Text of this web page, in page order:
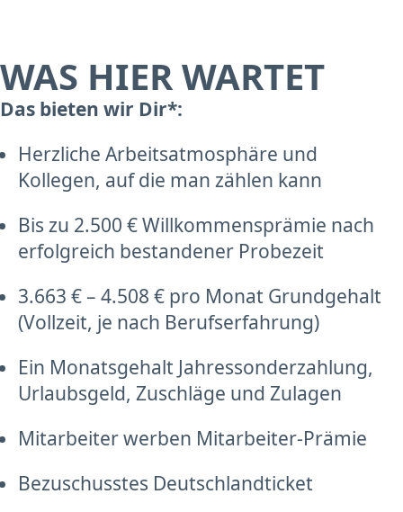
WAS HIER WARTET
Das bieten wir Dir*:
Herzliche Arbeitsatmosphäre und
Kollegen, auf die man zählen kann
Bis zu 2.500 € Willkommensprämie nach
erfolgreich bestandener Probezeit
3.663 € – 4.508 € pro Monat Grundgehalt
(Vollzeit, je nach Berufserfahrung)
Ein Monatsgehalt Jahressonderzahlung,
Urlaubsgeld, Zuschläge und Zulagen
Mitarbeiter werben Mitarbeiter-Prämie
Bezuschusstes Deutschlandticket